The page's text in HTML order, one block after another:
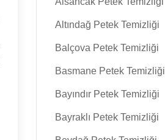
Altındağ Petek Temizliği
Balçova Petek Temizliği
Basmane Petek Temizliği
Bayındır Petek Temizliği
Bayraklı Petek Temizliği